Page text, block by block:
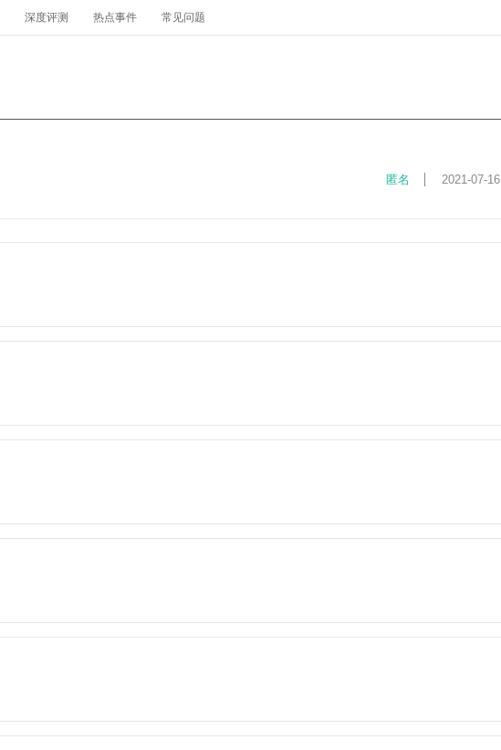
深度评测 热点事件 常见问题
匿名 2021-07-16